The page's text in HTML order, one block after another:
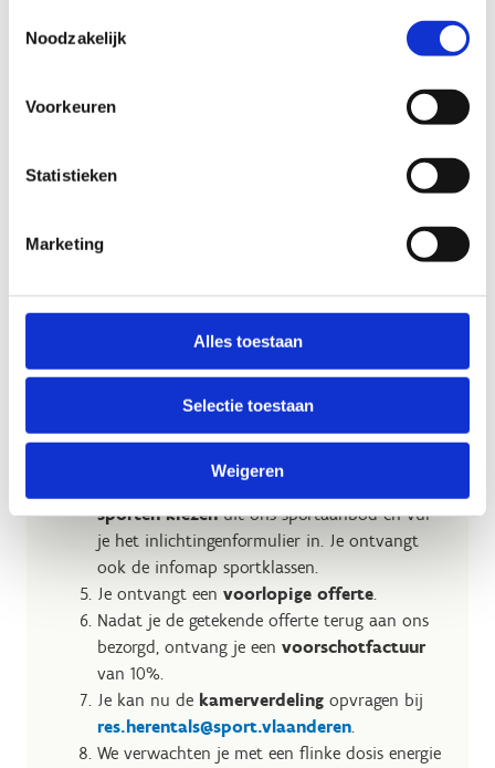
Noodzakelijk
Voorkeuren
Statistieken
Marketing
Alles toestaan
Selectie toestaan
Weigeren
De stappen naar jouw
Je krijgt onmiddellijk een automatische
ontvangstbevestingper mail.
Je ontvangt eenreservatiebevestigingper
mail. Je reservatie ligt nu vast.
sporten kiezenuit ons sportaanbod en vul
je het inlichtingenformulier in. Je ontvangt
ook de infomap sportklassen.
Je ontvangt een voorlopige offerte.
Nadat je de getekende offerte terug aan ons
bezorgd, ontvang je een voorschotfactuur
van 10%.
Je kan nu de kamerverdeling opvragen bij
res.herentals@sport.vlaanderen.
We verwachten je met een flinke dosis energie